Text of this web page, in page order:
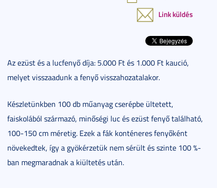
Link küldés
Az ezüst és a lucfenyő díja: 5.000 Ft és 1.000 Ft kaució,
melyet visszaadunk a fenyő visszahozatalakor.
Készletünkben 100 db műanyag cserépbe ültetett,
faiskolából származó, minőségi luc és ezüst fenyő található,
100-150 cm méretig. Ezek a fák konténeres fenyőként
növekedtek, így a gyökérzetük nem sérült és szinte 100 %-
ban megmaradnak a kiültetés után.